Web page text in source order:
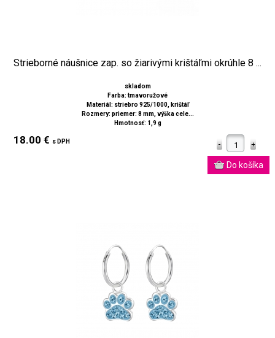
Strieborné náušnice zap. so žiarivými krištáľmi okrúhle 8 ...
skladom
Farba: tmavoružové
Materiál: striebro 925/1000, krištáľ
Rozmery: priemer: 8 mm, výška cele...
Hmotnosť: 1,9 g
18.00 € s DPH